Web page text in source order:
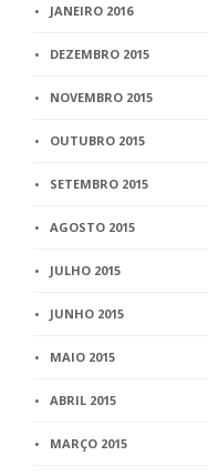
JANEIRO 2016
DEZEMBRO 2015
NOVEMBRO 2015
OUTUBRO 2015
SETEMBRO 2015
AGOSTO 2015
JULHO 2015
JUNHO 2015
MAIO 2015
ABRIL 2015
MARÇO 2015